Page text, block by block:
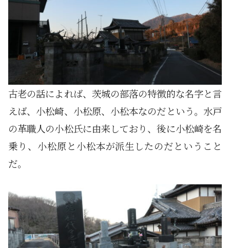
古老の話によれば、茨城の部落の特徴的な名字と言
えば、小松崎、小松原、小松本なのだという。水戸
の革職人の小松氏に由来しており、後に小松崎を名
乗り、小松原と小松本が派生したのだということ
だ。